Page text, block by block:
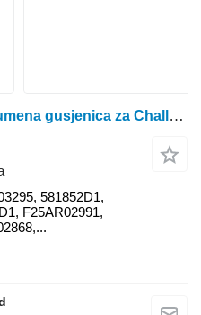
- 25"6x"x58 ACP0316950 gumena gusjenica za Challenger MT735 / MT745 / MT745B / MT745C / MT755 / MT755B / MT755C / MT755D / MT755E / MT765 / MT765B / MT765C / MT765D / MT765E / MT775E traktora gusjeničara
581852D1,
F25AR02991,